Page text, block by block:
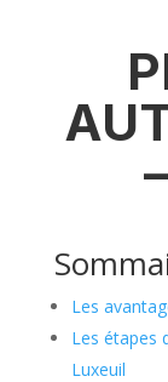
Les
Les étapes
Luxeuil